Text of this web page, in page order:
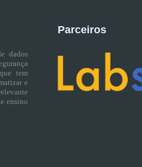
dados
tem
e
ensino
Parceiros